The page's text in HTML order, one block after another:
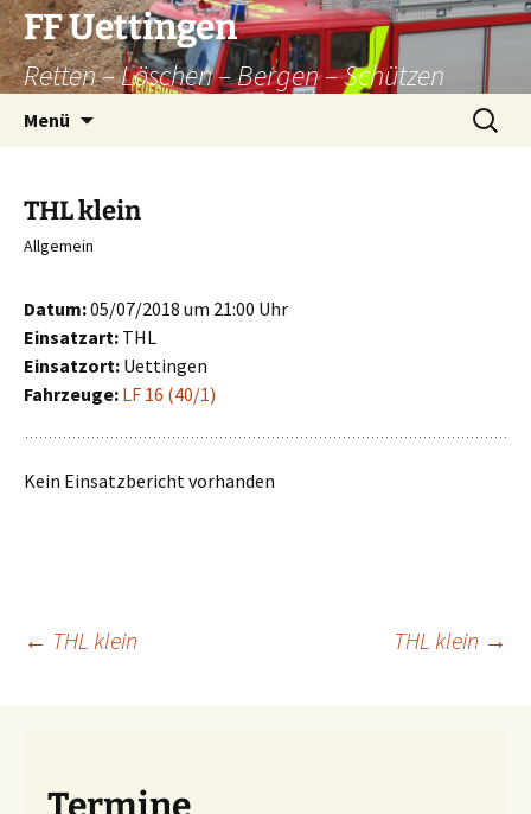
Zum
Inhalt
springen
FF Uettingen
Retten – Löschen – Bergen – Schützen
Menü
Suchen
nach:
THL klein
Allgemein
Datum:05/07/2018 um 21:00 Uhr
Einsatzart: THL
Einsatzort: Uettingen
Fahrzeuge: LF 16 (40/1)
Kein Einsatzbericht vorhanden
Beitragsnavigation
← THL klein THL klein →